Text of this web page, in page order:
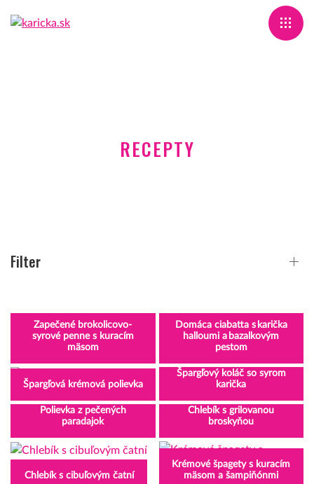
RECEPTY
Filter
Zapečené brokolicovo-
syrové penne s kuracím
mäsom
Domáca ciabatta s karička
halloumi a bazalkovým
pestom
Špargľová krémová polievka
Špargľový koláč so syrom
karička
Polievka z pečených
paradajok
Chlebík s grilovanou
broskyňou
Chlebík s cibuľovým čatní
Krémové špagety s kuracím
mäsom a šampiňónmi